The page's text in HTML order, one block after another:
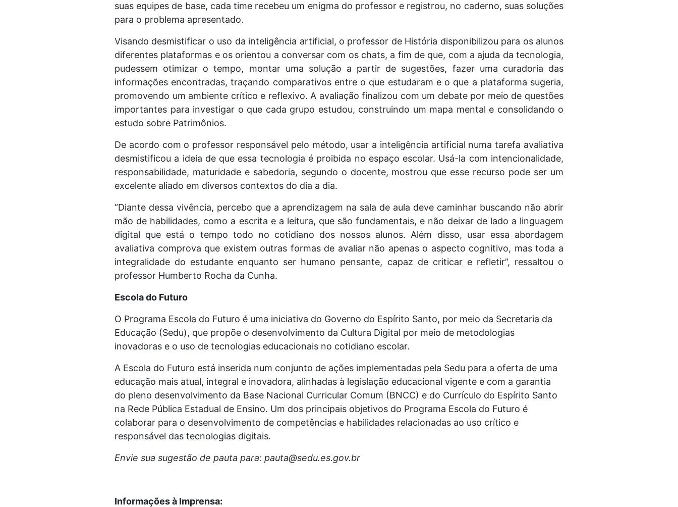
suas equipes de base, cada time recebeu um enigma do professor e registrou, no caderno, suas soluções
para o problema apresentado.
Visando desmistificar o uso da inteligência artificial, o professor de História disponibilizou para os alunos
diferentes plataformas e os orientou a conversar com os chats, a fim de que, com a ajuda da tecnologia,
pudessem otimizar o tempo, montar uma solução a partir de sugestões, fazer uma curadoria das
informações encontradas, traçando comparativos entre o que estudaram e o que a plataforma sugeria,
promovendo um ambiente crítico e reflexivo. A avaliação finalizou com um debate por meio de questões
importantes para investigar o que cada grupo estudou, construindo um mapa mental e consolidando o
estudo sobre Patrimônios.
De acordo com o professor responsável pelo método, usar a inteligência artificial numa tarefa avaliativa
desmistificou a ideia de que essa tecnologia é proibida no espaço escolar. Usá-la com intencionalidade,
responsabilidade, maturidade e sabedoria, segundo o docente, mostrou que esse recurso pode ser um
excelente aliado em diversos contextos do dia a dia.
“Diante dessa vivência, percebo que a aprendizagem na sala de aula deve caminhar buscando não abrir
mão de habilidades, como a escrita e a leitura, que são fundamentais, e não deixar de lado a linguagem
digital que está o tempo todo no cotidiano dos nossos alunos. Além disso, usar essa abordagem
avaliativa comprova que existem outras formas de avaliar não apenas o aspecto cognitivo, mas toda a
integralidade do estudante enquanto ser humano pensante, capaz de criticar e refletir”, ressaltou o
professor Humberto Rocha da Cunha.
Escola do Futuro
O Programa Escola do Futuro é uma iniciativa do Governo do Espírito Santo, por meio da Secretaria da
Educação (Sedu), que propõe o desenvolvimento da Cultura Digital por meio de metodologias
inovadoras e o uso de tecnologias educacionais no cotidiano escolar.
A Escola do Futuro está inserida num conjunto de ações implementadas pela Sedu para a oferta de uma
educação mais atual, integral e inovadora, alinhadas à legislação educacional vigente e com a garantia
do pleno desenvolvimento da Base Nacional Curricular Comum (BNCC) e do Currículo do Espírito Santo
na Rede Pública Estadual de Ensino. Um dos principais objetivos do Programa Escola do Futuro é
colaborar para o desenvolvimento de competências e habilidades relacionadas ao uso crítico e
responsável das tecnologias digitais.
Envie sua sugestão de pauta para: pauta@sedu.es.gov.br
Informações à Imprensa: